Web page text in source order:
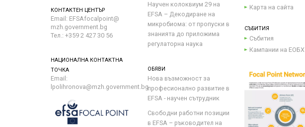
КОНТАКТЕН ЦЕНТЪР
Email: EFSAfocalpoint@
mzh.government.bg
Тел.: +359 2 427 30 56
НАЦИОНАЛНА КОНТАКТНА
ТОЧКА
Email:
lpolihronova@mzh.government.bg
Научен колоквиум 29 на
EFSA – Декодиране на
микробиома: от пропуски в
знанията до приложима
регулаторна наука
ОБЯВИ
Нова възможност за
професионално развитие в
EFSA - научен сътрудник
Свободни работни позиции
в EFSA – ръководител на
Карта на сайта
СЪБИТИЯ
Събития
Кампании на ЕОБХ